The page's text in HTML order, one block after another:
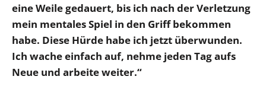
eine Weile gedauert, bis ich nach der Verletzung
mein mentales Spiel in den Griff bekommen
habe. Diese Hürde habe ich jetzt überwunden.
Ich wache einfach auf, nehme jeden Tag aufs
Neue und arbeite weiter.“